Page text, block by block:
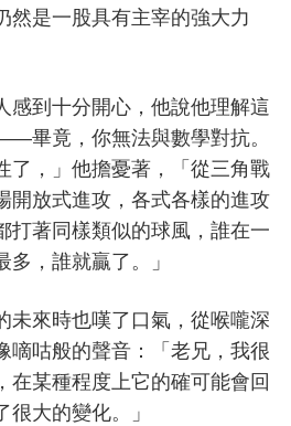
然是一股具有主宰的強大力
感到十分開心，他說他理解這
畢竟，你無法與數學對抗。
了，」他擔憂著，「從三角戰
開放式進攻，各式各樣的進攻
打著同樣類似的球風，誰在一
，誰就贏了。」
未來時也嘆了口氣，從喉嚨深
嘀咕般的聲音：「老兄，我很
在某種程度上它的確可能會回
大的變化。」